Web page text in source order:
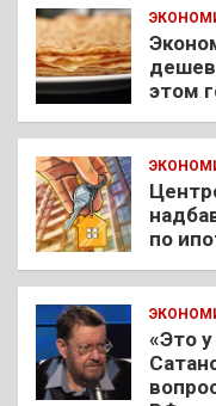
этом
по
«Это